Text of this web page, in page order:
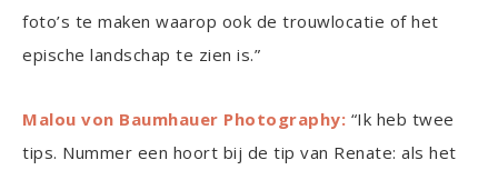
foto’s te maken waarop ook de trouwlocatie of het
epische landschap te zien is.”
Malou von Baumhauer Photography: “Ik heb twee
tips. Nummer een hoort bij de tip van Renate: als het